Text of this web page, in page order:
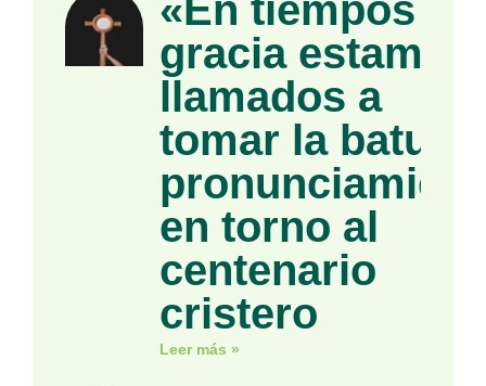
«En tiempos de
gracia estamos
llamados a
tomar la
en torno al
centenario
cristero
Leer más »